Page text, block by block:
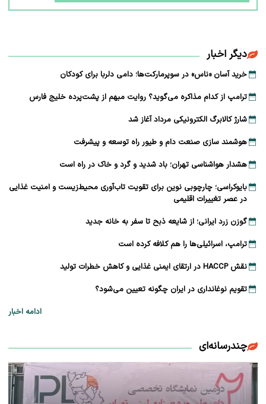
دیگر اخبار
خرید آسان «ناس» در سوپرمارکت‌ها؛ دامی دلربا برای کودکان
ترامپ از کدام مذاکره می‌گوید؟ روایت مبهم از پشت‌پرده خلیج فارس
شارژ کالابرگ الکترونیکی مرداد آغاز شد
هوشمند سازی صنعت دام و طیور راه توسعه و پیشرفت
هشدار هواشناسی تهران؛ باد شدید و گرد و خاک در راه است
بایوکراسی؛ چارچوبی نوین برای تقویت تاب‌آوری محیط‌زیست و امنیت غذایی
در عصر تغییرات اقلیمی
گوزن زرد ایرانی؛ از شایعه ذبح تا سفر به خانه جدید
ترامپ، اسرائیلی‌ها را هم کلافه کرده است
نقش HACCP در ارتقای ایمنی غذایی و کاهش خطرات تولید
تقویم نوغانداری در ایران چگونه تعیین می‌شود؟
ادامه اخبار
چندرسانه‌ای